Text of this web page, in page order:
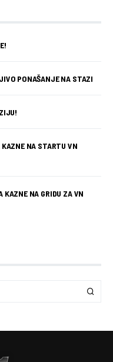
PONAŠANJE NA STAZI
NA STARTU VN
NA GRIDU ZA VN